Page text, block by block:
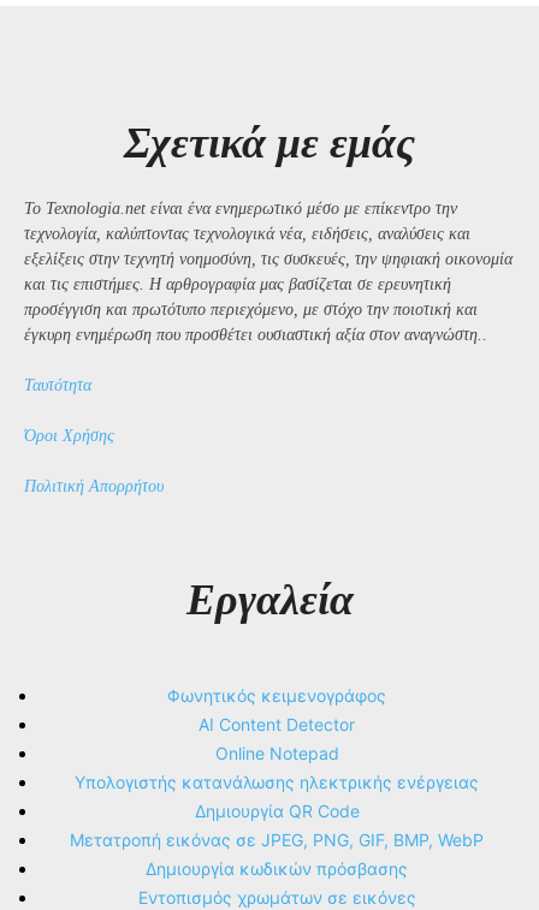
Σχετικά με εμάς
Το Texnologia.net είναι ένα ενημερωτικό μέσο με επίκεντρο την
τεχνολογία, καλύπτοντας τεχνολογικά νέα, ειδήσεις, αναλύσεις και
εξελίξεις στην τεχνητή νοημοσύνη, τις συσκευές, την ψηφιακή οικονομία
και τις επιστήμες. Η αρθρογραφία μας βασίζεται σε ερευνητική
προσέγγιση και πρωτότυπο περιεχόμενο, με στόχο την ποιοτική και
έγκυρη ενημέρωση που προσθέτει ουσιαστική αξία στον αναγνώστη..
Ταυτότητα
Όροι Χρήσης
Πολιτική Απορρήτου
Εργαλεία
Φωνητικός κειμενογράφος
AI Content Detector
Online Notepad
Υπολογιστής κατανάλωσης ηλεκτρικής ενέργειας
Δημιουργία QR Code
Μετατροπή εικόνας σε JPEG, PNG, GIF, BMP, WebP
Δημιουργία κωδικών πρόσβασης
Εντοπισμός χρωμάτων σε εικόνες